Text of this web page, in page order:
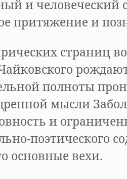
и человеческий
притяжение и
страниц
полноты
мысли
и
поэтического
основные вехи.